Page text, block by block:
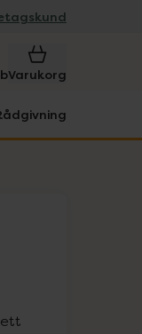
Varukorg
ett